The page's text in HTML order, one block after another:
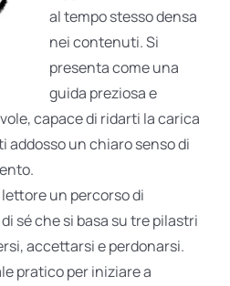
al tempo stesso densa
nei contenuti. Si
presenta come una
guida preziosa e
capace di ridarti la carica
addosso un chiaro senso di
un percorso di
sé che si basa su tre pilastri
accettarsi e perdonarsi.
pratico per iniziare a